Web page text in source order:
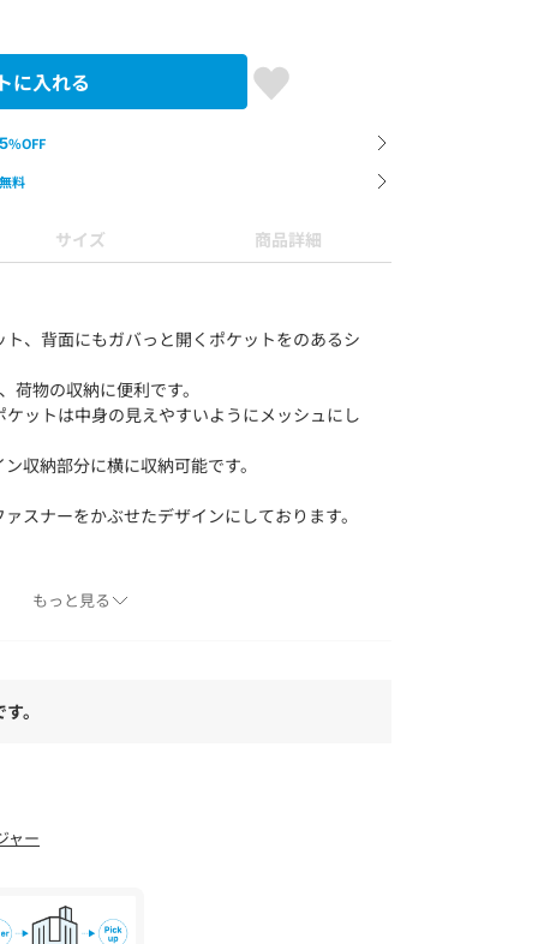
に入れる
5%OFF
料
サイズ 商品詳細
、背面にもガバっと開くポケットをのあるシ
荷物の収納に便利です。
ットは中身の見えやすいようにメッシュにし
収納部分に横に収納可能です。
スナーをかぶせたデザインにしております。
ります。（この効果は永久ではありません）
もっと見る
。
ャー